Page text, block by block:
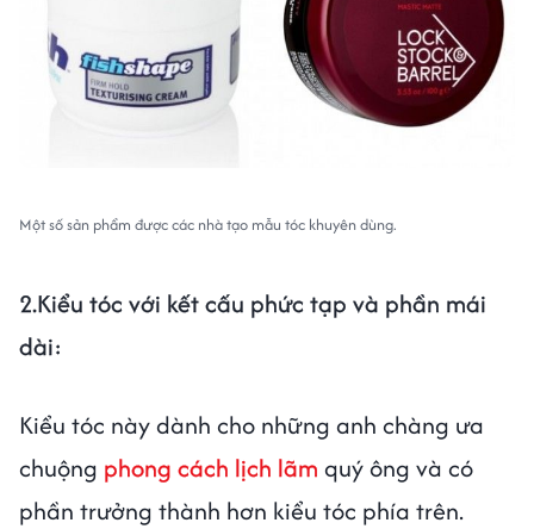
Một số sản phẩm được các nhà tạo mẫu tóc khuyên dùng.
2.Kiểu tóc với kết cấu phức tạp và phần mái
dài:
Kiểu tóc này dành cho những anh chàng ưa
chuộng phong cách lịch lãm quý ông và có
phần trưởng thành hơn kiểu tóc phía trên.